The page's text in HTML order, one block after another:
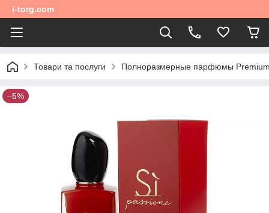
i-torg.com
Товари та послуги Полноразмерные парфюмы Premium
–5%